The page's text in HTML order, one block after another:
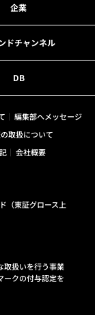
企業
ドチャンネル
DB
編集部へメッセージ
取扱について
会社概要
（東証グロース上
取扱いを行う事業
ークの付与認定を